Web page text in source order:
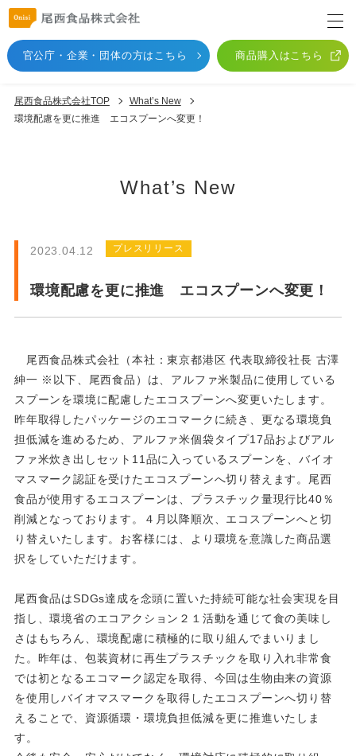
官公庁・企業・団体の方はこちら 商品購入はこちら
尾西食品株式会社TOP
What’s New
環境配慮を更に推進 エコスプーンへ変更！
What’s New
2023.04.12 プレスリリース
環境配慮を更に推進 エコスプーンへ変更！
尾西食品株式会社（本社：東京都港区 代表取締役社長 古澤
紳一 ※以下、尾西食品）は、アルファ米製品に使用している
スプーンを環境に配慮したエコスプーンへ変更いたします。
昨年取得したパッケージのエコマークに続き、更なる環境負
担低減を進めるため、アルファ米個袋タイプ17品およびアル
ファ米炊き出しセット11品に入っているスプーンを、バイオ
マスマーク認証を受けたエコスプーンへ切り替えます。尾西
食品が使用するエコスプーンは、プラスチック量現行比40％
削減となっております。４月以降順次、エコスプーンへと切
り替えいたします。お客様には、より環境を意識した商品選
択をしていただけます。
尾西食品はSDGs達成を念頭に置いた持続可能な社会実現を目
指し、環境省のエコアクション２１活動を通じて食の美味し
さはもちろん、環境配慮に積極的に取り組んでまいりまし
た。昨年は、包装資材に再生プラスチックを取り入れ非常食
では初となるエコマーク認定を取得、今回は生物由来の資源
を使用しバイオマスマークを取得したエコスプーンへ切り替
えることで、資源循環・環境負担低減を更に推進いたしま
す。